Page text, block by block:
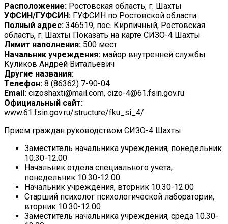
Расположение: Ростовская область, г. Шахты
УФСИН/ГУФСИН: ГУФСИН по Ростовской области
Полный адрес: 346519, пос. Кирпичный, Ростовская
область, г. Шахты Показать на карте СИЗО-4 Шахты
Лимит наполнения: 500 мест
Начальник учреждения: майор внутренней службы
Куликов Андрей Витальевич
Другие названия:
Телефон: 8 (86362) 7-90-04
Email: cizoshaxti@mail.com, cizo-4@61.fsin.gov.ru
Официальный сайт:
www.61.fsin.gov.ru/structure/fku_si_4/
Прием граждан руководством СИЗО-4 Шахты
Заместитель начальника учреждения, понедельник
10.30-12.00
Начальник отдела специального учета,
понедельник 10.30-12.00
Начальник учреждения, вторник 10.30-12.00
Старший психолог психологической лаборатории,
вторник 10.30-12.00
Заместитель начальника учреждения, среда 10.30-